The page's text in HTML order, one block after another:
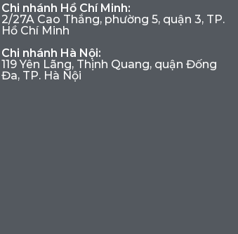
Chi nhánh Hồ Chí Minh:
2/27A Cao Thắng, phường 5, quận 3, TP.
Hồ Chí Minh
Chi nhánh Hà Nội:
119 Yên Lãng, Thịnh Quang, quận Đống
Đa, TP. Hà Nội